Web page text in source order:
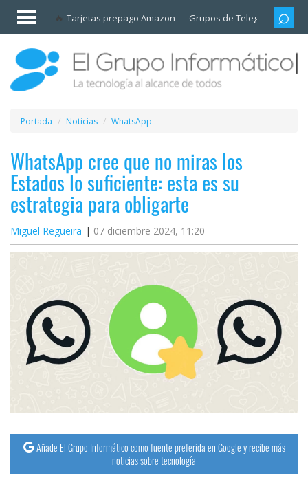
Tarjetas prepago Amazon Grupos de Telegram
Invitado
Iniciar
sesión /
Registrarse
Esenciales
Móviles
Ofertas
Apps
Redes
sociales
streaming
Operadores
y
Tutoriales
Ciberseguridad
Portada Noticias WhatsApp
WhatsApp cree que no miras los
Estados lo suficiente: esta es su
estrategia para obligarte
Miguel Regueira 07 diciembre 2024, 11:20
Añade El Grupo Informático como fuente preferida en Google y recibe más
noticias sobre tecnología